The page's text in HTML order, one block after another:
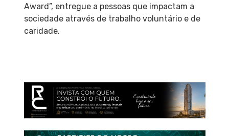
Award”, entregue a pessoas que impactam a
sociedade através de trabalho voluntário e de
caridade.